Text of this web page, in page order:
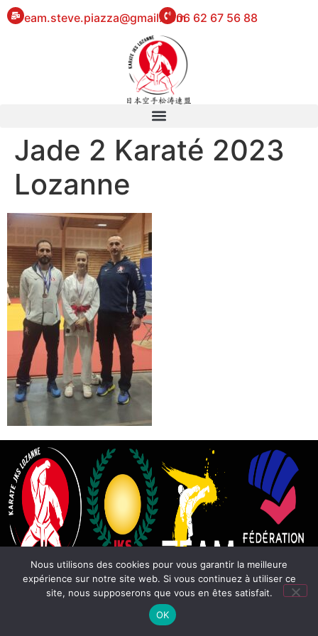
eam.steve.piazza@gmail.com06 62 67 56 88
Jade 2 Karaté 2023
Lozanne
Nous utilisons des cookies pour vous garantir la meilleure
expérience sur notre site web. Si vous continuez à utiliser ce
site, nous supposerons que vous en êtes satisfait.
OK